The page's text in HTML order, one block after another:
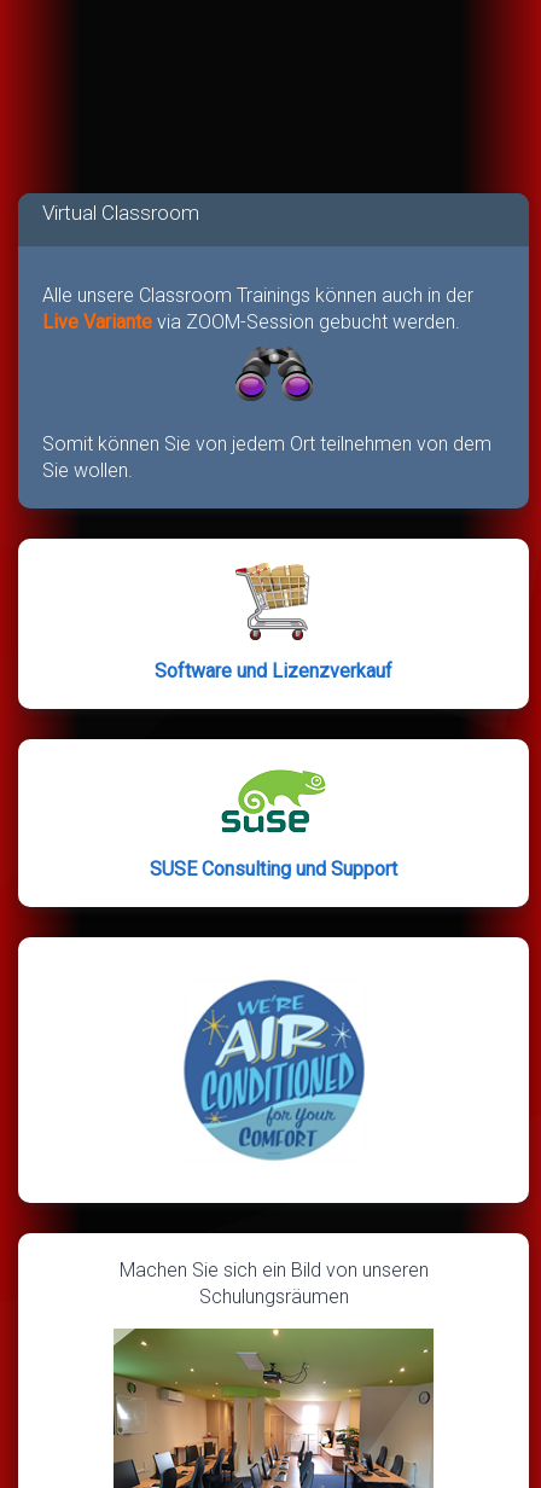
Virtual Classroom
Alle unsere Classroom Trainings können auch in der
Live Variante via ZOOM-Session gebucht werden.
Somit können Sie von jedem Ort teilnehmen von dem
Sie wollen.
Software und Lizenzverkauf
SUSE Consulting und Support
Machen Sie sich ein Bild von unseren
Schulungsräumen